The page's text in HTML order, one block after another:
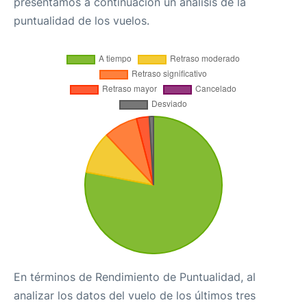
puntualidad de los vuelos.
En términos de Rendimiento de Puntualidad, al
analizar los datos del vuelo de los últimos tres